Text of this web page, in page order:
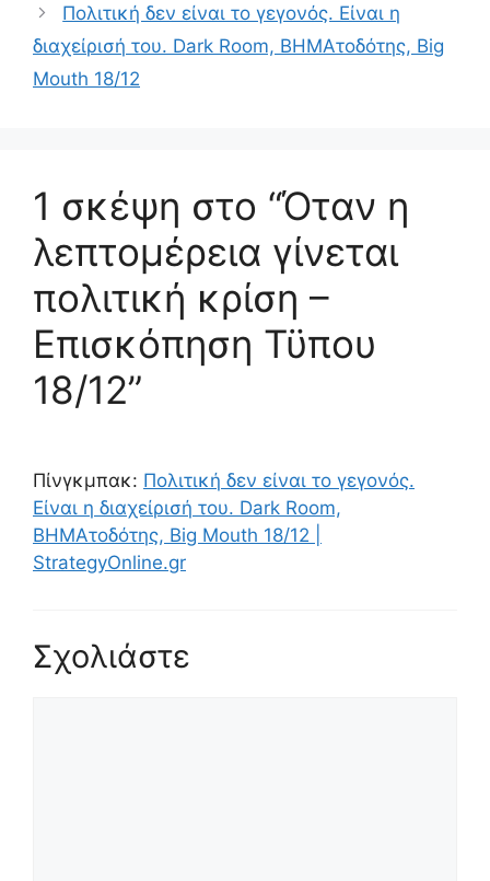
Πολιτική δεν είναι το γεγονός. Είναι η
διαχείρισή του. Dark Room, ΒΗΜΑτοδότης, Big
Mouth 18/12
1 σκέψη στο “Όταν η
λεπτομέρεια γίνεται
πολιτική κρίση –
Επισκόπηση Τϋπου
18/12”
Πίνγκμπακ: Πολιτική δεν είναι το γεγονός.
Είναι η διαχείρισή του. Dark Room,
ΒΗΜΑτοδότης, Big Mouth 18/12 |
StrategyOnline.gr
Σχολιάστε